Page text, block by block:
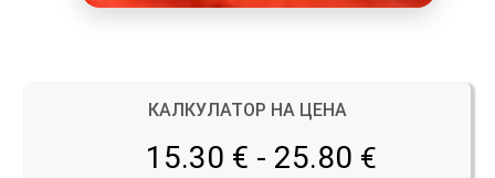
КАЛКУЛАТОР НА ЦЕНА
15.30 € - 25.80 €